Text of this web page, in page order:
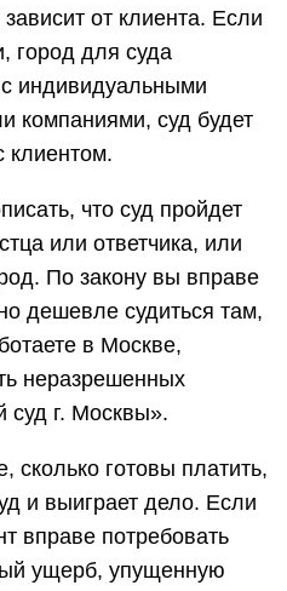
от клиента. Если
город для суда
индивидуальными
компаниями, суд будет
клиентом.
что суд пройдет
или ответчика, или
По закону вы вправе
дешевле судиться там,
в Москве,
неразрешенных
г. Москвы».
готовы платить,
и выиграет дело. Если
вправе потребовать
ущерб, упущенную